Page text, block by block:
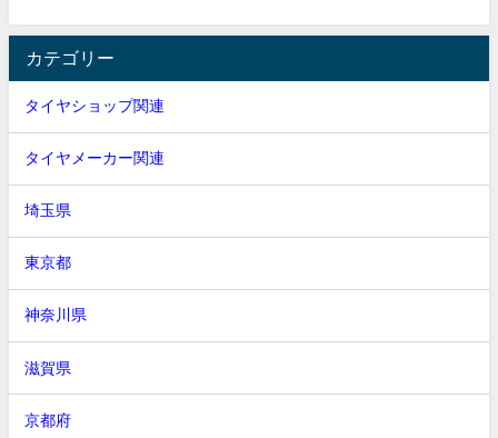
カテゴリー
タイヤショップ関連
タイヤメーカー関連
埼玉県
東京都
神奈川県
滋賀県
京都府